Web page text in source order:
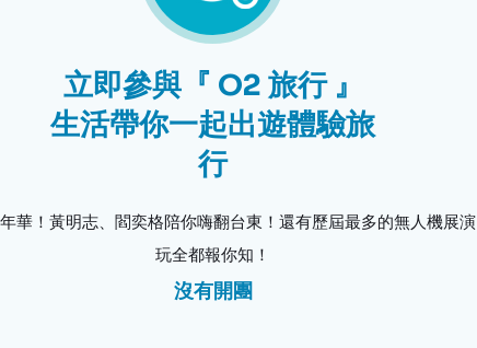
立即參與『 O2 旅行 』
生活帶你一起出遊體驗旅
行
華！黃明志、閻奕格陪你嗨翻台東！還有歷屆最多的無人機展
玩全都報你知！
沒有開團